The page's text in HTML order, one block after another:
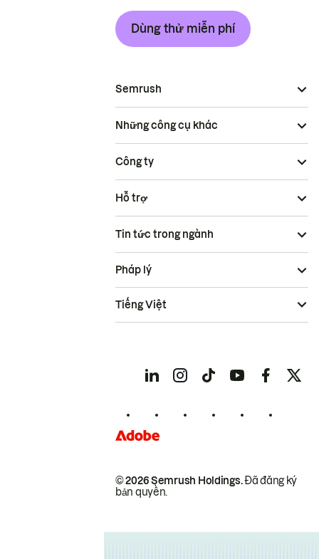
Dùng thử miễn phí
Semrush
Những công cụ khác
Công ty
Hỗ trợ
Tin tức trong ngành
© 2026 Semrush Holdings.Đã đăng ký
bản quyền.
Pháp lý
Tiếng Việt